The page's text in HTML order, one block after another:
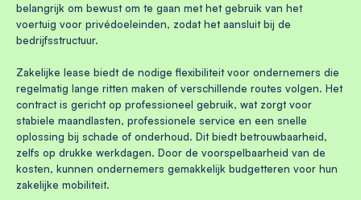
belangrijk om bewust om te gaan met het gebruik van het
voertuig voor privédoeleinden, zodat het aansluit bij de
bedrijfsstructuur.
Zakelijke lease biedt de nodige flexibiliteit voor ondernemers die
regelmatig lange ritten maken of verschillende routes volgen. Het
contract is gericht op professioneel gebruik, wat zorgt voor
stabiele maandlasten, professionele service en een snelle
oplossing bij schade of onderhoud. Dit biedt betrouwbaarheid,
zelfs op drukke werkdagen. Door de voorspelbaarheid van de
kosten, kunnen ondernemers gemakkelijk budgetteren voor hun
zakelijke mobiliteit.